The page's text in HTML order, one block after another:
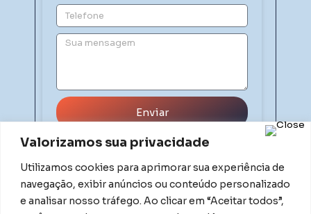
Valorizamos sua privacidade
Utilizamos cookies para aprimorar sua experiência de
navegação, exibir anúncios ou conteúdo personalizado
e analisar nosso tráfego. Ao clicar em “Aceitar todos”,
Enviar